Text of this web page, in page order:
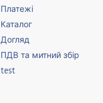
Платежі
Каталог
Догляд
ПДВ та митний збір
test